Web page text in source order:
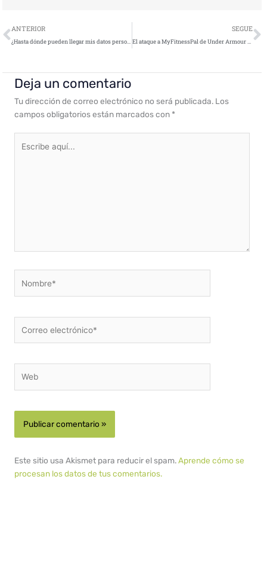
Ant
ANTERIOR
¿Hasta dónde pueden llegar mis datos personales? Caso de Facebook
SEGUE
El ataque a MyFitnessPal de Under Armour afecta a 150 millones de usuarios
Deja un comentario
Tu dirección de correo electrónico no será publicada. Los
campos obligatorios están marcados con *
aquí...
electrónico*
Este sitio usa Akismet para reducir el spam.Aprende cómo se
procesan los datos de tus comentarios.